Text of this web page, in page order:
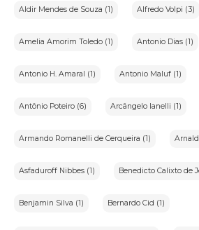
Aldir Mendes de Souza (1) Alfredo Volpi (3)
Amelia Amorim Toledo (1) Antonio Dias (1)
Antonio H. Amaral (1) Antonio Maluf (1)
Antônio Poteiro (6) Arcângelo Ianelli (1)
Armando Romanelli de Cerqueira (1)
Asfaduroff Nibbes (1) Benedicto Calixto de
Benjamin Silva (1) Bernardo Cid (1)